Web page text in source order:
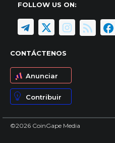
FOLLOW US ON:
CONTÁCTENOS
Anunciar
Contribuir
©2026 CoinGape Media